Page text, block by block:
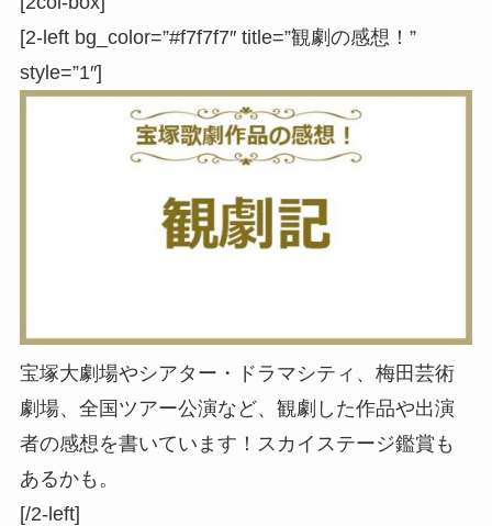
[2-left bg_color=”#f7f7f7″ title=”観劇の感想！”
style=”1″]
宝塚大劇場やシアター・ドラマシティ、梅田芸術
劇場、全国ツアー公演など、観劇した作品や出演
者の感想を書いています！スカイステージ鑑賞も
あるかも。
[/2-left]